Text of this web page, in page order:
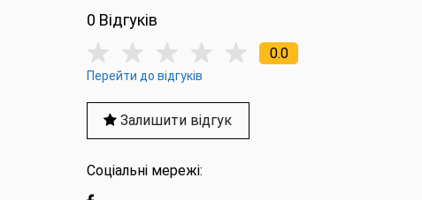
0 Вiдгукiв
0.0
Перейти до відгуків
Залишити відгук
Соціальні мережі: